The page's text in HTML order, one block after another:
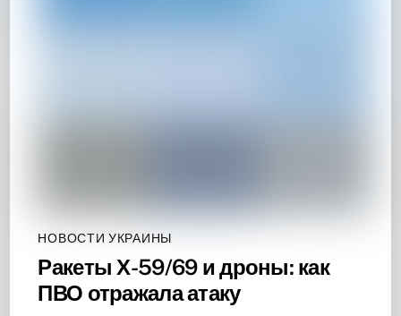
НОВОСТИ УКРАИНЫ
Ракеты Х-59/69 и дроны: как
ПВО отражала атаку